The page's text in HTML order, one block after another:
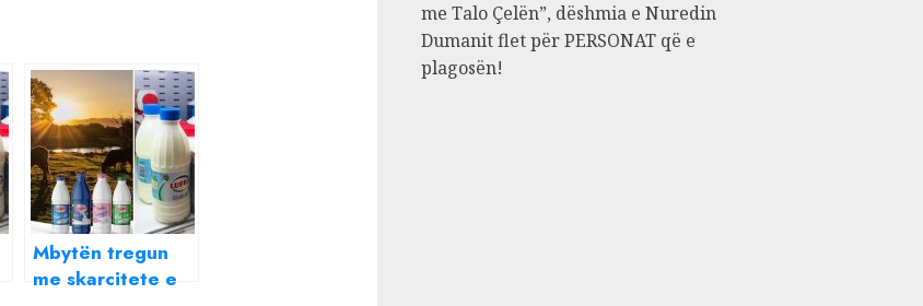
Mbytën tregun
me skarcitete e
me Talo Çelën”, dëshmia e Nuredin
Dumanit flet për PERSONAT që e
plagosën!